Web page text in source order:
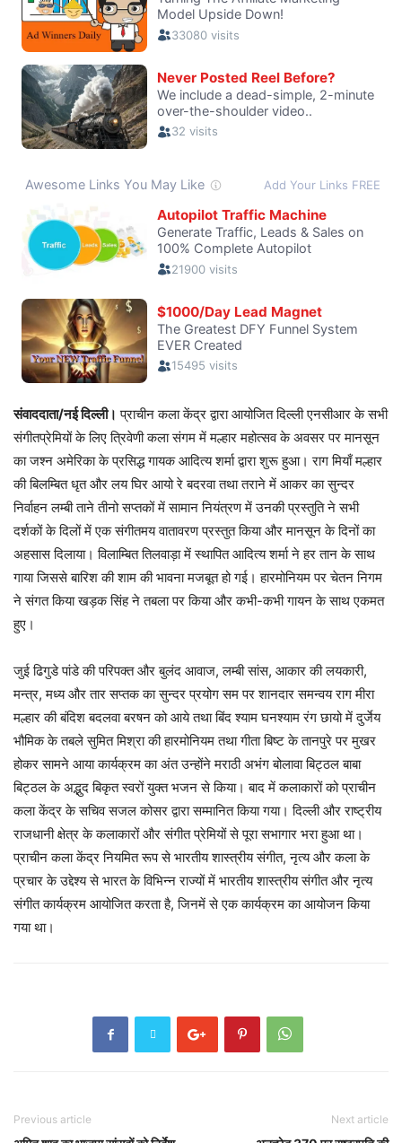
संवाददाता/नई दिल्ली। प्राचीन कला केंद्र द्वारा आयोजित दिल्ली एनसीआर के सभी
संगीतप्रेमियों के लिए त्रिवेणी कला संगम में मल्हार महोत्सव के अवसर पर मानसून
का जश्न अमेरिका के प्रसिद्ध गायक आदित्य शर्मा द्वारा शुरू हुआ। राग मियाँ मल्हार
की बिलम्बित धृत और लय घिर आयो रे बदरवा तथा तराने में आकर का सुन्दर
निर्वाहन लम्बी ताने तीनो सप्तकों में सामान नियंत्रण में उनकी प्रस्तुति ने सभी
दर्शकों के दिलों में एक संगीतमय वातावरण प्रस्तुत किया और मानसून के दिनों का
अहसास दिलाया। विलाम्बित तिलवाड़ा में स्थापित आदित्य शर्मा ने हर तान के साथ
गाया जिससे बारिश की शाम की भावना मजबूत हो गई। हारमोनियम पर चेतन निगम
ने संगत किया खड़क सिंह ने तबला पर किया और कभी-कभी गायन के साथ एकमत
हुए।
जुई ढिगुडे पांडे की परिपक्त और बुलंद आवाज, लम्बी सांस, आकार की लयकारी,
मन्त्र, मध्य और तार सप्तक का सुन्दर प्रयोग सम पर शानदार समन्वय राग मीरा
मल्हार की बंदिश बदलवा बरषन को आये तथा बिंद श्याम घनश्याम रंग छायो में दुर्जेय
भौमिक के तबले सुमित मिश्रा की हारमोनियम तथा गीता बिष्ट के तानपुरे पर मुखर
होकर सामने आया कार्यक्रम का अंत उन्होंने मराठी अभंग बोलावा बिट्ठल बाबा
बिट्ठल के अद्भुद बिकृत स्वरों युक्त भजन से किया। बाद में कलाकारों को प्राचीन
कला केंद्र के सचिव सजल कोसर द्वारा सम्मानित किया गया। दिल्ली और राष्ट्रीय
राजधानी क्षेत्र के कलाकारों और संगीत प्रेमियों से पूरा सभागार भरा हुआ था।
प्राचीन कला केंद्र नियमित रूप से भारतीय शास्त्रीय संगीत, नृत्य और कला के
प्रचार के उद्देश्य से भारत के विभिन्न राज्यों में भारतीय शास्त्रीय संगीत और नृत्य
संगीत कार्यक्रम आयोजित करता है, जिनमें से एक कार्यक्रम का आयोजन किया
गया था।
Previous article Next article